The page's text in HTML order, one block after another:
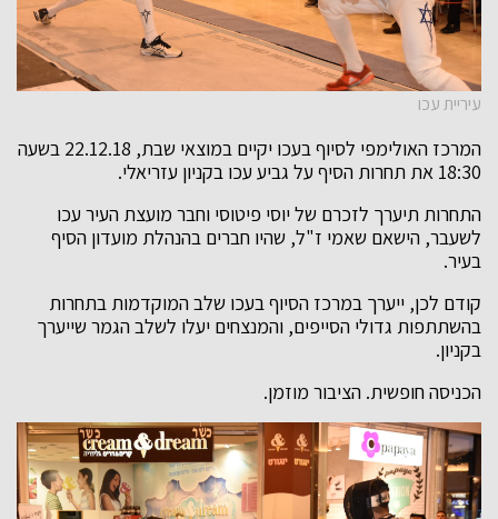
עיריית עכו
המרכז האולימפי לסיוף בעכו יקיים במוצאי שבת, 22.12.18 בשעה
18:30 את תחרות הסיף על גביע עכו בקניון עזריאלי.
התחרות תיערך לזכרם של יוסי פיטוסי וחבר מועצת העיר עכו
לשעבר, הישאם שאמי ז"ל, שהיו חברים בהנהלת מועדון הסיף
בעיר.
קודם לכן, ייערך במרכז הסיוף בעכו שלב המוקדמות בתחרות
בהשתתפות גדולי הסייפים, והמנצחים יעלו לשלב הגמר שייערך
בקניון.
הכניסה חופשית. הציבור מוזמן.